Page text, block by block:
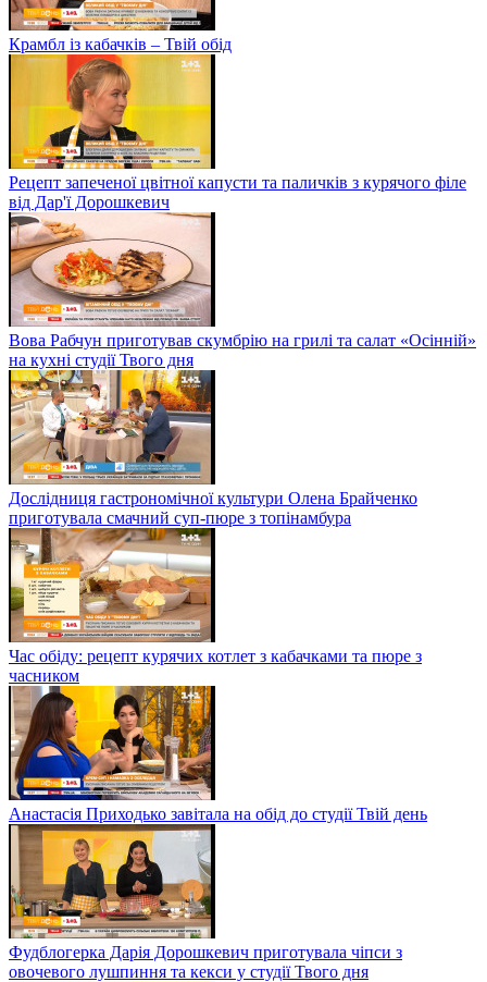
Крамбл із кабачків – Твій обід
Рецепт запеченої цвітної капусти та паличків з курячого філе
від Дар'ї Дорошкевич
Вова Рабчун приготував скумбрію на грилі та салат «Осінній»
на кухні студії Твого дня
Дослідниця гастрономічної культури Олена Брайченко
приготувала смачний суп-пюре з топінамбура
Час обіду: рецепт курячих котлет з кабачками та пюре з
часником
Анастасія Приходько завітала на обід до студії Твій день
Фудблогерка Дарія Дорошкевич приготувала чіпси з
овочевого лушпиння та кекси у студії Твого дня